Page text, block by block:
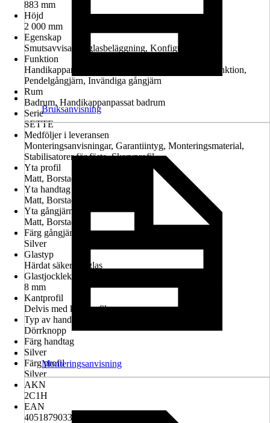
883 mm
Höjd
2 000 mm
Egenskap
Smutsavvisande glasbeläggning, Konfigurerbar
Funktion
Handikappanpassad montering möjlig, Lyft-sänk-funktion,
Pendelgångjärn, Invändiga gångjärn
Rum
Badrum, Handikappanpassat badrum
Serie
SETTE
Medföljer i leveransen
Monteringsanvisningar, Garantiintyg, Monteringsmaterial,
Stabilisatorer för fäste, Skarvprofil
Yta profil
Matt, Borstad
Yta handtag
Matt, Borstad
Yta gångjärn
Matt, Borstad
Färg gångjärn
Silver
Glastyp
Härdat säkerhetsglas
Glastjocklek
8 mm
Kantprofil
Delvis med kantprofil
Typ av handtag
Dörrknopp
Färg handtag
Silver
Färg profil
Silver
AKN
2C1H
EAN
4051879033183
Bruksanvisning
Monteringsanvisning